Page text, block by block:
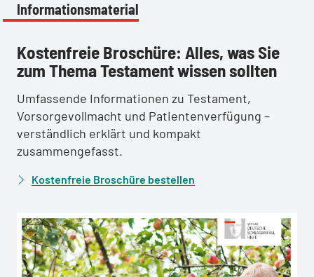
Informationsmaterial
:Kostenfreie Broschüre: Alles, was Sie
zum Thema Testament wissen sollten
Umfassende Informationen zu Testament,
Vorsorgevollmacht und Patientenverfügung –
verständlich erklärt und kompakt
zusammengefasst.
Kostenfreie Broschüre bestellen